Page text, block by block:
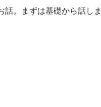
話。まずは基礎から話しま